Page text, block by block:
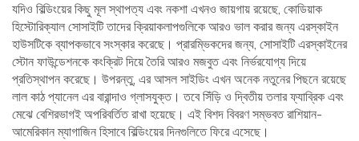
যদিও বিল্ডিংয়ের কিছু মূল স্থাপত্য এবং নকশা এখনও জায়গায় রয়েছে, কোডিয়াক
হিস্টোরিক্যাল সোসাইটি তাদের ক্রিয়াকলাপগুলিকে আরও ভাল করার জন্য এরস্কাইন
হাউসটিকে ব্যাপকভাবে সংস্কার করেছে। প্রারম্ভিকদের জন্য, সোসাইটি এরস্কাইনের
স্টোন ফাউন্ডেশনকে কংক্রিট দিয়ে তৈরি আরও মজবুত এবং নির্ভরযোগ্য দিয়ে
প্রতিস্থাপন করেছে। উপরন্তু, এর আসল সাইডিং এখন অনেক নতুনের পিছনে রয়েছে
লাল কাঠ প্যানেল এর বারান্দাও গ্লাসযুক্ত। তবে সিঁড়ি ও দ্বিতীয় তলার ফ্যাব্রিক এবং
মেঝে বেশিরভাগই অপরিবর্তিত রাখা হয়েছে। এই বিশদ বিবরণ সম্ভবত রাশিয়ান-
আমেরিকান ম্যাগাজিন হিসাবে বিল্ডিংয়ের দিনগুলিতে ফিরে এসেছে।